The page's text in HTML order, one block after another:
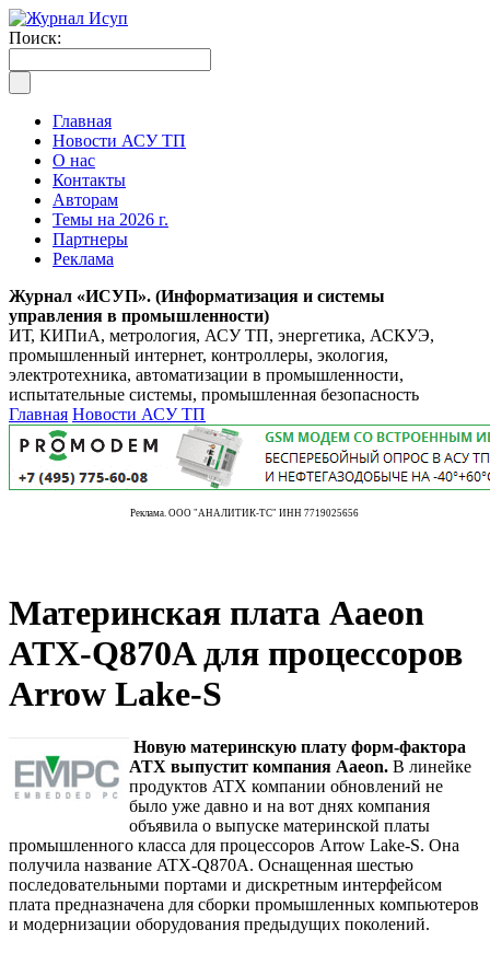
Поиск:
Главная
Новости АСУ ТП
О нас
Контакты
Авторам
Темы на 2026 г.
Партнеры
Реклама
Журнал «ИСУП». (Информатизация и системы
управления в промышленности)
ИТ, КИПиА, метрология, АСУ ТП, энергетика, АСКУЭ,
промышленный интернет, контроллеры, экология,
электротехника, автоматизации в промышленности,
испытательные системы, промышленная безопасность
Главная Новости АСУ ТП
Реклама. ООО "АНАЛИТИК-ТС" ИНН 7719025656
Материнская плата Aaeon
ATX-Q870A для процессоров
Arrow Lake-S
Новую материнскую плату форм-фактора
ATX выпустит компания Aaeon. В линейке
продуктов ATX компании обновлений не
было уже давно и на вот днях компания
объявила о выпуске материнской платы
промышленного класса для процессоров Arrow Lake-S. Она
получила название ATX-Q870A. Оснащенная шестью
последовательными портами и дискретным интерфейсом
плата предназначена для сборки промышленных компьютеров
и модернизации оборудования предыдущих поколений.